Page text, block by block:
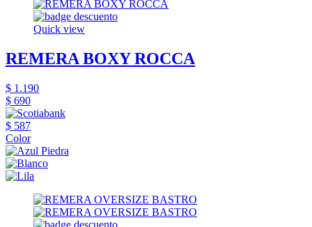
Quick view
REMERA BOXY ROCCA
$ 1.190
$ 690
$ 587
Color